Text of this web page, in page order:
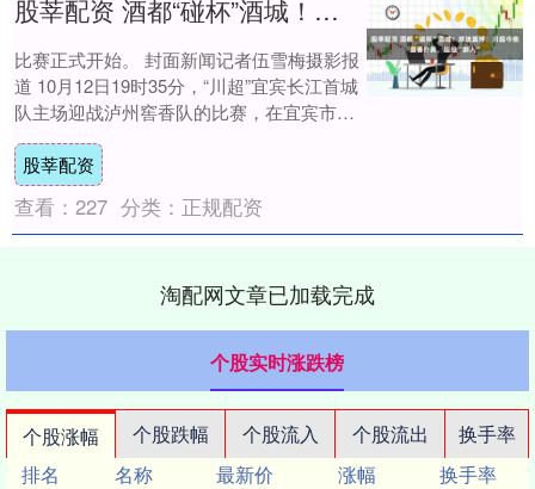
股莘配资 酒都“碰杯”酒城！球迷直呼：川超今夜酒香扑鼻，超级“醉人”
比赛正式开始。 封面新闻记者伍雪梅摄影报
道 10月12日19时35分，“川超”宜宾长江首城
队主场迎战泸州窖香队的比赛，在宜宾市体
育中心打响。可以说，这是“川超”....
股莘配资
查看： 227 分类： 正规配资
淘配网文章已加载完成
个股实时涨跌榜
个股涨幅 个股跌幅 个股流入 个股流出
换手率
排名
名称 最新价 涨幅
换手率